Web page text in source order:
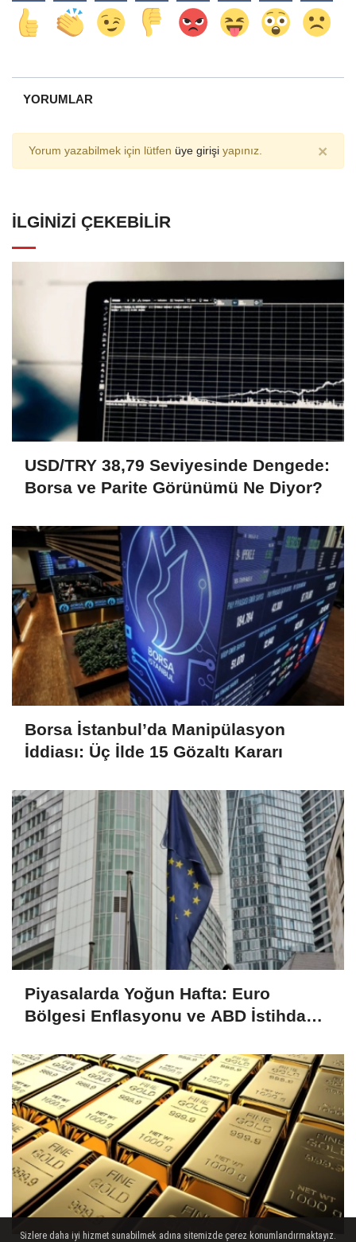
YORUMLAR
Yorum yazabilmek için lütfen üye girişi yapınız. ×
İLGINIZI ÇEKEBILIR
USD/TRY 38,79 Seviyesinde Dengede:
Borsa ve Parite Görünümü Ne Diyor?
Borsa İstanbul’da Manipülasyon
İddiası: Üç İlde 15 Gözaltı Kararı
Piyasalarda Yoğun Hafta: Euro
Bölgesi Enflasyonu ve ABD İstihdam
Sizlere daha iyi hizmet sunabilmek adına sitemizde çerez konumlandırmaktayız.